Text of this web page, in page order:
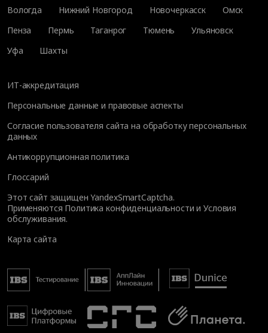
Вологда
Нижний Новгород Новочеркасск
Омск
Пенза
Пермь Таганрог Тюмень
Ульяновск
Уфа
Шахты
ИТ-аккредитация
Персональные данные и правовые аспекты
Согласие пользователя сайта на обработку персональных
данных
Антикоррупционная политика
Глоссарий
Этот сайт защищен YandexSmartCaptcha.
Применяются Политика конфиденциальности иУсловия
обслуживания.
Карта сайта